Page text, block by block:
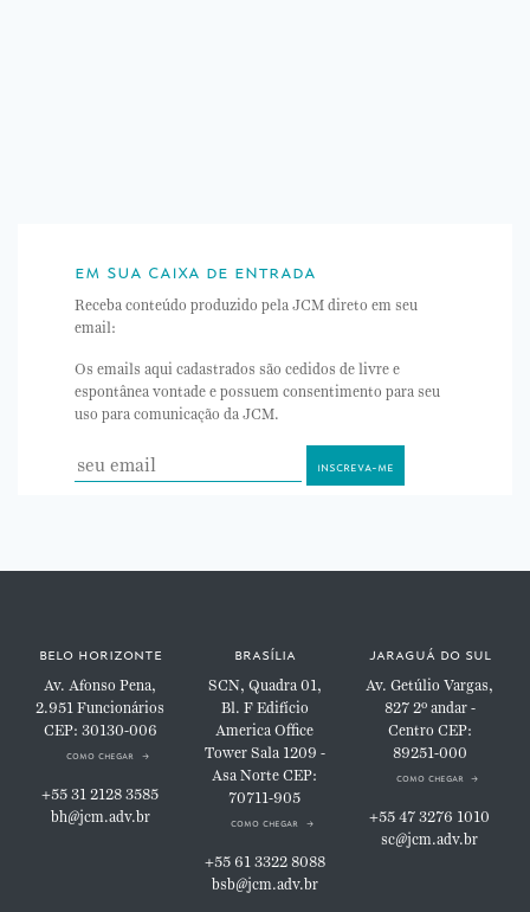
em sua caixa de entrada
Receba conteúdo produzido pela JCM direto em seu
email:
Os emails aqui cadastrados são cedidos de livre e
espontânea vontade e possuem consentimento para seu
uso para comunicação da JCM.
belo horizonte
Av. Afonso Pena,
2.951Funcionários
CEP: 30130-006
como chegar
+55 31 2128 3585
bh@jcm.adv.br
brasília
SCN, Quadra 01,
Bl. FEdifício
America Office
TowerSala 1209 -
Asa NorteCEP:
70711-905
como chegar
+55 61 3322 8088
bsb@jcm.adv.br
jaraguá do sul
Av. Getúlio Vargas,
8272º andar -
Centro CEP:
89251-000
como chegar
+55 47 3276 1010
sc@jcm.adv.br